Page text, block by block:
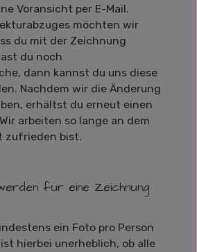
Voransicht per E-Mail.
möchten wir
du mit der Zeichnung
du noch
dann kannst du uns diese
Nachdem wir die Änderung
erhältst du erneut einen
arbeiten so lange an dem
zufrieden bist.
für eine Zeichnung
ein Foto pro Person
hierbei unerheblich, ob alle